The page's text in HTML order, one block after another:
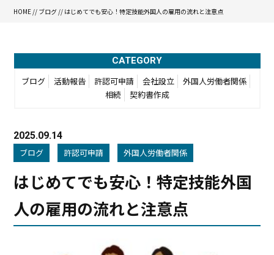
HOME // ブログ // はじめてでも安心！特定技能外国人の雇用の流れと注意点
CATEGORY
ブログ 活動報告 許認可申請 会社設立
外国人労働者関係
相続
契約書作成
2025.09.14
ブログ
許認可申請 外国人労働者関係
はじめてでも安心！特定技能外国
人の雇用の流れと注意点